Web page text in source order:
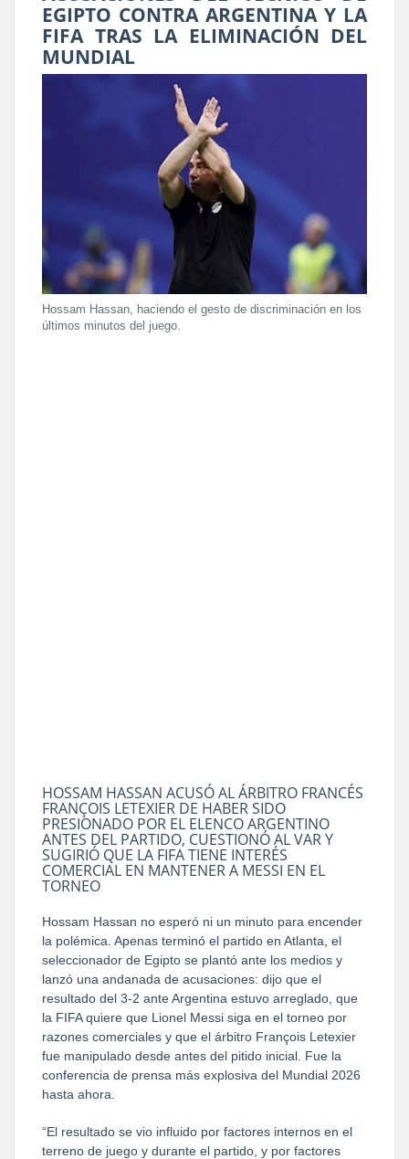
EGIPTO CONTRA ARGENTINA Y LA
FIFA TRAS LA ELIMINACIÓN DEL
MUNDIAL
Hossam Hassan, haciendo el gesto de discriminación en los
últimos minutos del juego.
HOSSAM HASSAN ACUSÓ AL ÁRBITRO FRANCÉS
FRANÇOIS LETEXIER DE HABER SIDO
PRESIONADO POR EL ELENCO ARGENTINO
ANTES DEL PARTIDO, CUESTIONÓ AL VAR Y
SUGIRIÓ QUE LA FIFA TIENE INTERÉS
COMERCIAL EN MANTENER A MESSI EN EL
TORNEO
Hossam Hassan no esperó ni un minuto para encender
la polémica. Apenas terminó el partido en Atlanta, el
seleccionador de Egipto se plantó ante los medios y
lanzó una andanada de acusaciones: dijo que el
resultado del 3-2 ante Argentina estuvo arreglado, que
la FIFA quiere que Lionel Messi siga en el torneo por
razones comerciales y que el árbitro François Letexier
fue manipulado desde antes del pitido inicial. Fue la
conferencia de prensa más explosiva del Mundial 2026
hasta ahora.
“El resultado se vio influido por factores internos en el
terreno de juego y durante el partido, y por factores